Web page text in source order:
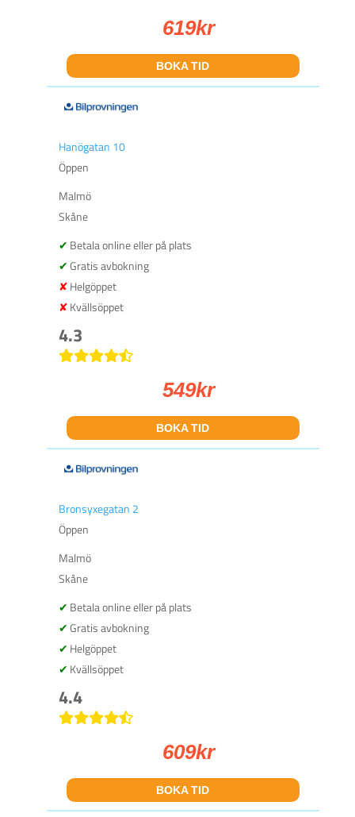
619kr
BOKA TID
Hanögatan 10
Öppen
Malmö
Skåne
Betala online eller på plats
Gratis avbokning
Helgöppet
Kvällsöppet
4.3
549kr
BOKA TID
Bronsyxegatan 2
Öppen
Malmö
Skåne
Betala online eller på plats
Gratis avbokning
Helgöppet
Kvällsöppet
4.4
609kr
BOKA TID